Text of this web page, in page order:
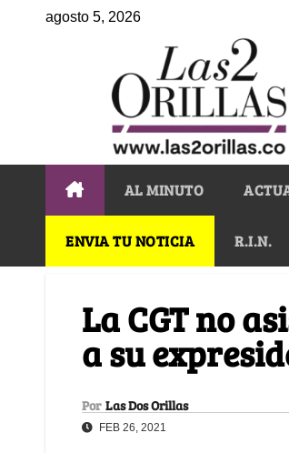
agosto 5, 2026
AL MINUTO
ENVIA TU NOTICIA R.I.N.
La CGT no
a su
Por Las Dos Orillas
FEB 26, 2021